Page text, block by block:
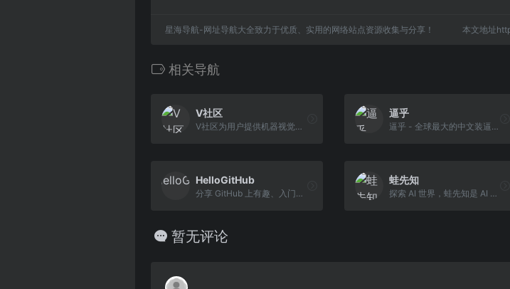
星海导航-网址导航大全致力于优质、实用的网络站点资源收集与分享！ 本文地址
相关导航
V社区
V社区为用户提供机器视觉和移动机器人软硬件相关的资源工具。
逼乎
逼乎 - 全球最大的中文装逼知识问答社区，汇聚了各行各业装逼界的专家与爱好者，提供高质量的装逼知识、技巧分享和解答。欢迎加入我们，一起遨游在装 逼知识的海洋里！
HelloGitHub
分享 GitHub 上有趣、入门级的开源项目
蛙先知
探索 AI 世界，蛙先知是 AI 玩家们的探索新地。
暂无评论